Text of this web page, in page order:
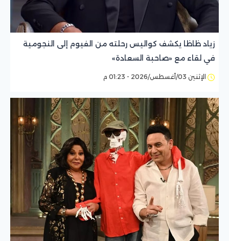
زياد ظاظا يكشف كواليس رحلته من الفيوم إلى النجومية
في لقاء مع «صاحبة السعادة»
الإثنين 03/أغسطس/2026 - 01:23 م